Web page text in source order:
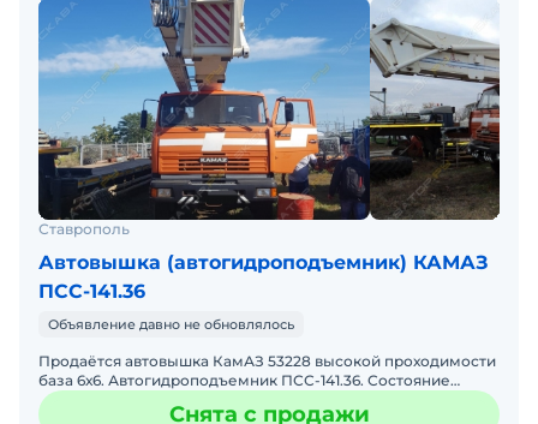
Ставрополь
Автовышка (автогидроподъемник) КАМАЗ
ПСС-141.36
Объявление давно не обновлялось
Продаётся автовышка КамАЗ 53228 высокой проходимости
база 6х6. Автогидроподъемник ПСС-141.36. Состояние
прекрасное, в работе практически не была. Находилась в р
Снята с продажи